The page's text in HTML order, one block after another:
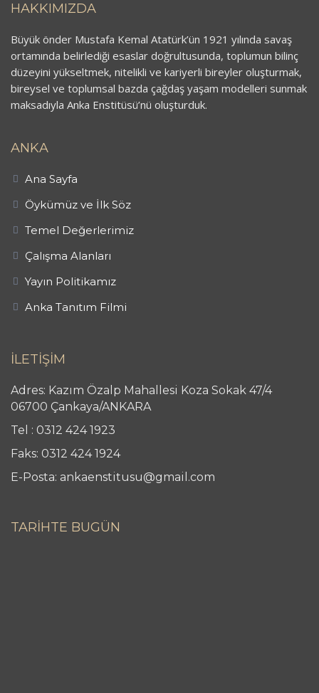
HAKKIMIZDA
Büyük önder Mustafa Kemal Atatürk’ün 1921 yılında savaş
ortamında belirlediği esaslar doğrultusunda, toplumun bilinç
düzeyini yükseltmek, nitelikli ve kariyerli bireyler oluşturmak,
bireysel ve toplumsal bazda çağdaş yaşam modelleri sunmak
maksadıyla Anka Enstitüsü’nü oluşturduk.
ANKA
Ana Sayfa
Öykümüz ve İlk Söz
Temel Değerlerimiz
Çalışma Alanları
Yayın Politikamız
Anka Tanıtım Filmi
İLETİŞİM
Adres: Kazım Özalp Mahallesi Koza Sokak 47/4
06700 Çankaya/ANKARA
Tel : 0312 424 1923
Faks: 0312 424 1924
E-Posta: ankaenstitusu@gmail.com
TARİHTE BUGÜN